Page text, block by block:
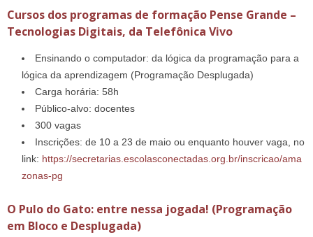
Cursos dos programas de formação Pense Grande –
Tecnologias Digitais, da Telefônica Vivo
Ensinando o computador: da lógica da programação para a
lógica da aprendizagem (Programação Desplugada)
Carga horária: 58h
Público-alvo: docentes
300 vagas
Inscrições: de 10 a 23 de maio ou enquanto houver vaga, no
link: https://secretarias.escolasconectadas.org.br/inscricao/ama
zonas-pg
O Pulo do Gato: entre nessa jogada! (Programação
em Bloco e Desplugada)